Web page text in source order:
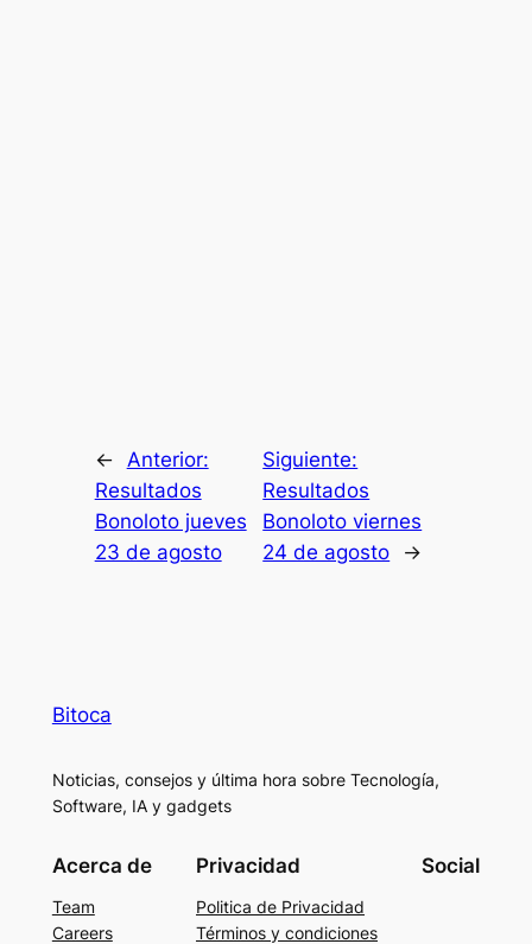
← Anterior:
Resultados
Bonoloto jueves
23 de agosto
Siguiente:
Resultados
Bonoloto viernes
24 de agosto
→
Bitoca
Noticias, consejos y última hora sobre Tecnología,
Software, IA y gadgets
Acerca de
Team
Careers
Privacidad
Politica de Privacidad
Términos y condiciones
Social